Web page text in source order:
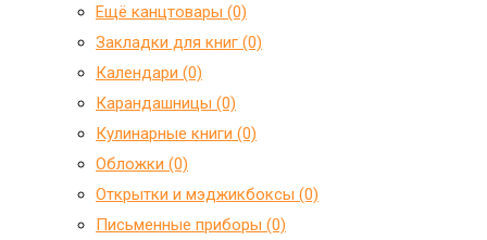
Ещё канцтовары (0)
Закладки для книг (0)
Календари (0)
Карандашницы (0)
Кулинарные книги (0)
Обложки (0)
Открытки и мэджикбоксы (0)
Письменные приборы (0)